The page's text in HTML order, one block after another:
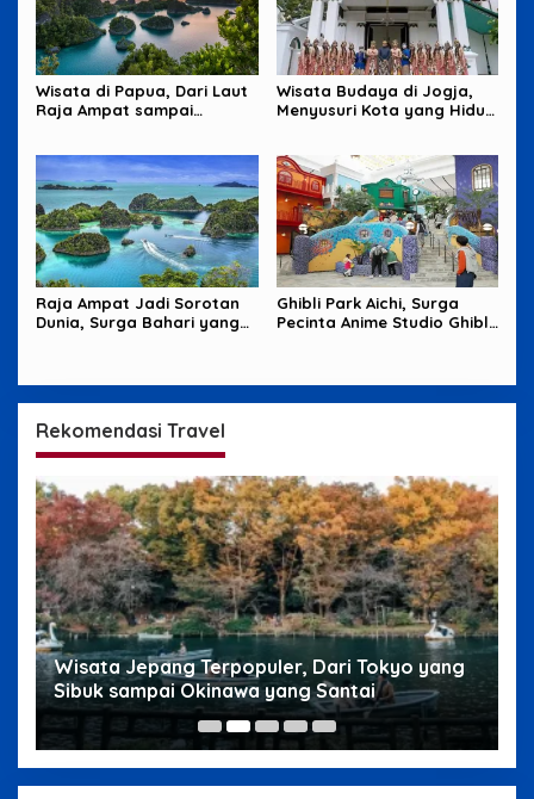
Wisata di Papua, Dari Laut
Raja Ampat sampai
Wisata Budaya di Jogja,
Menyusuri Kota yang Hidup
Raja Ampat Jadi Sorotan
Dunia, Surga Bahari yang
Ghibli Park Aichi, Surga
Pecinta Anime Studio Ghibli
Rekomendasi Travel
Wisata Jepang Terpopuler, Dari Tokyo yang
Sibuk sampai Okinawa yang Santai